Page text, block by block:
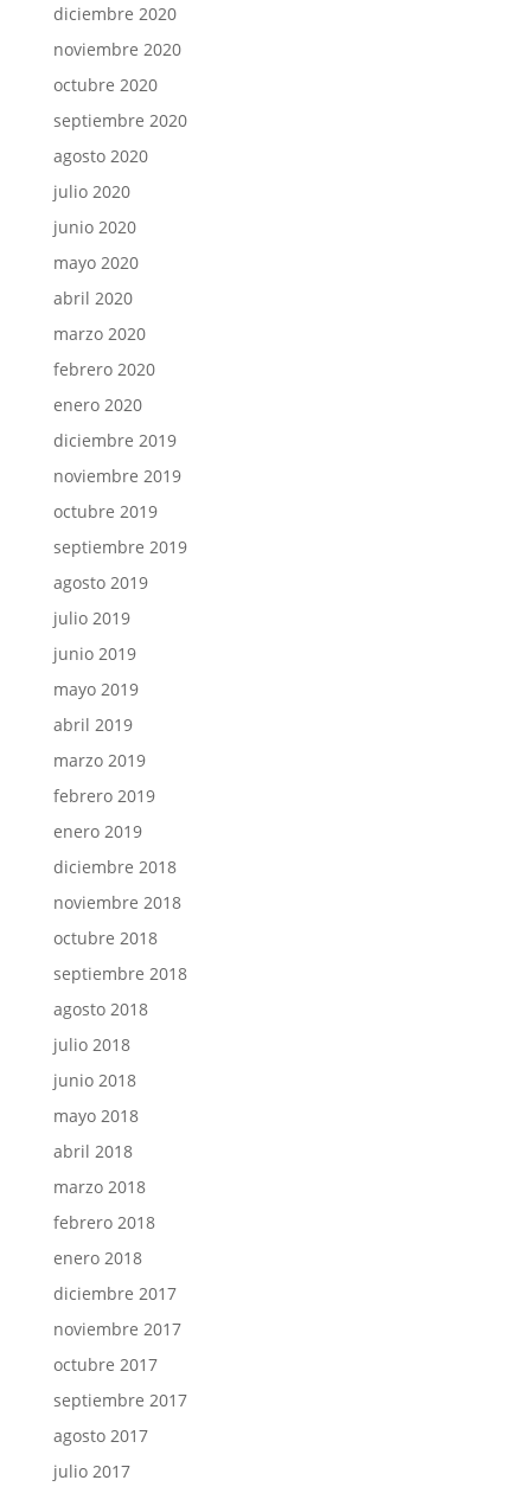
diciembre 2020
noviembre 2020
octubre 2020
septiembre 2020
agosto 2020
julio 2020
junio 2020
mayo 2020
abril 2020
marzo 2020
febrero 2020
enero 2020
diciembre 2019
noviembre 2019
octubre 2019
septiembre 2019
agosto 2019
julio 2019
junio 2019
mayo 2019
abril 2019
marzo 2019
febrero 2019
enero 2019
diciembre 2018
noviembre 2018
octubre 2018
septiembre 2018
agosto 2018
julio 2018
junio 2018
mayo 2018
abril 2018
marzo 2018
febrero 2018
enero 2018
diciembre 2017
noviembre 2017
octubre 2017
septiembre 2017
agosto 2017
julio 2017